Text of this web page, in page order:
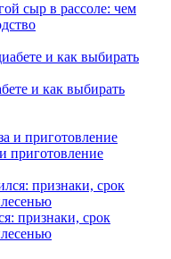
сыр в рассоле: чем
и как выбирать
приготовление
признаки, срок